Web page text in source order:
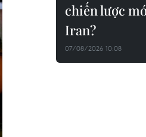
chiến lược
Iran?
07/08/2026 10:08